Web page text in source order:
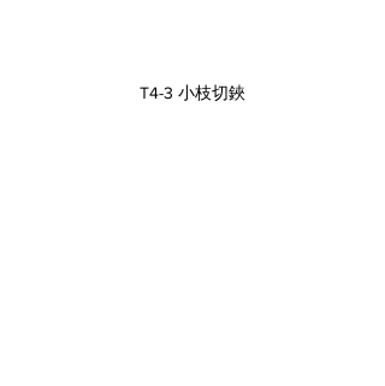
T4-3 小枝切鋏